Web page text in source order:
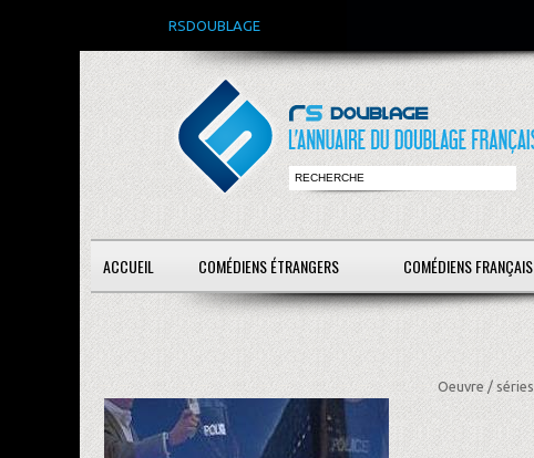
RSDOUBLAGE
ACCUEIL COMÉDIENS ÉTRANGERS COMÉDIENS FRANÇAIS
Oeuvre / séries